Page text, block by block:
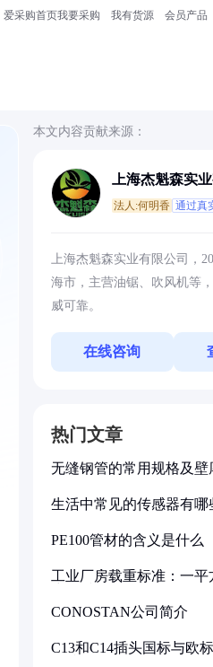
爱采购首页我要采购 我有货源 会员产品
本文内容贡献来源：
上海杰魁森实
法人:何明香 通过真
上海杰魁森实业有限公司，
海市，主营油锯、吹风机等
威可靠。
在线咨询
热门文章
无缝钢管的常用规格及壁
生活中常见的传感器有哪
PE100管材的含义是什么
工业厂房载重标准：一平
CONOSTAN公司简介
C13和C14插头国标与欧